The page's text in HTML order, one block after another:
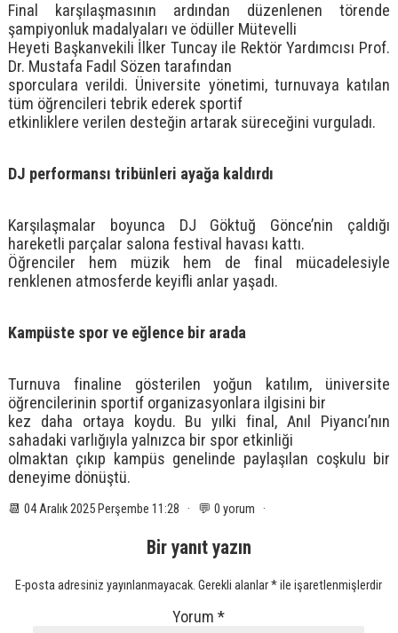
Final karşılaşmasının ardından düzenlenen törende
şampiyonluk madalyaları ve ödüller Mütevelli
Heyeti Başkanvekili İlker Tuncay ile Rektör Yardımcısı Prof.
Dr. Mustafa Fadıl Sözen tarafından
sporculara verildi. Üniversite yönetimi, turnuvaya katılan
tüm öğrencileri tebrik ederek sportif
etkinliklere verilen desteğin artarak süreceğini vurguladı.
DJ performansı tribünleri ayağa kaldırdı
Karşılaşmalar boyunca DJ Göktuğ Gönce’nin çaldığı
hareketli parçalar salona festival havası kattı.
Öğrenciler hem müzik hem de final mücadelesiyle
renklenen atmosferde keyifli anlar yaşadı.
Kampüste spor ve eğlence bir arada
Turnuva finaline gösterilen yoğun katılım, üniversite
öğrencilerinin sportif organizasyonlara ilgisini bir
kez daha ortaya koydu. Bu yılki final, Anıl Piyancı’nın
sahadaki varlığıyla yalnızca bir spor etkinliği
olmaktan çıkıp kampüs genelinde paylaşılan coşkulu bir
deneyime dönüştü.
📆 04 Aralık 2025 Perşembe 11:28 · 💬 0 yorum ·
Bir yanıt yazın
E-posta adresiniz yayınlanmayacak. Gerekli alanlar*ile işaretlenmişlerdir
Yorum*